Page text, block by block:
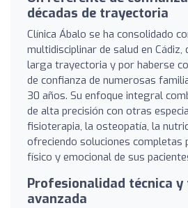
décadas de trayectoria
Clínica Ábalo se ha consolidado
multidisciplinar de salud en Cádiz,
larga trayectoria y por haberse
de confianza de numerosas
30 años. Su enfoque integral
de alta precisión con otras
fisioterapia, la osteopatía, la
ofreciendo soluciones completas
físico y emocional de sus
Profesionalidad técnica y
avanzada